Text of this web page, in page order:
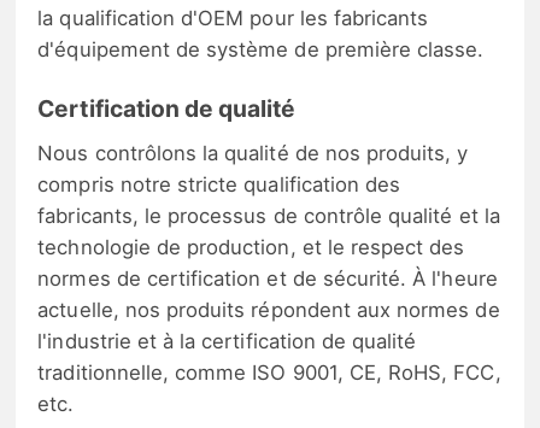
la qualification d'OEM pour les fabricants
d'équipement de système de première classe.
Certification de qualité
Nous contrôlons la qualité de nos produits, y
compris notre stricte qualification des
fabricants, le processus de contrôle qualité et la
technologie de production, et le respect des
normes de certification et de sécurité. À l'heure
actuelle, nos produits répondent aux normes de
l'industrie et à la certification de qualité
traditionnelle, comme ISO 9001, CE, RoHS, FCC,
etc.